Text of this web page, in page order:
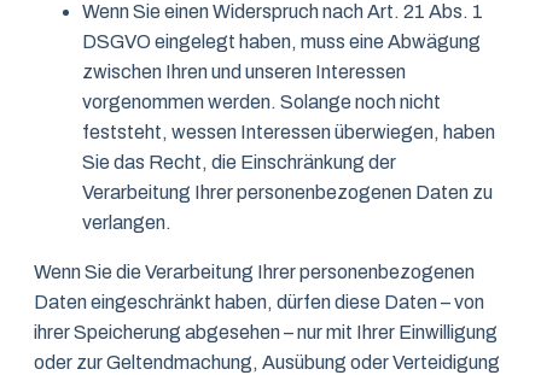
Wenn Sie einen Widerspruch nach Art. 21 Abs. 1
DSGVO eingelegt haben, muss eine Abwägung
zwischen Ihren und unseren Interessen
vorgenommen werden. Solange noch nicht
feststeht, wessen Interessen überwiegen, haben
Sie das Recht, die Einschränkung der
Verarbeitung Ihrer personenbezogenen Daten zu
verlangen.
Wenn Sie die Verarbeitung Ihrer personenbezogenen
Daten eingeschränkt haben, dürfen diese Daten – von
ihrer Speicherung abgesehen – nur mit Ihrer Einwilligung
oder zur Geltendmachung, Ausübung oder Verteidigung